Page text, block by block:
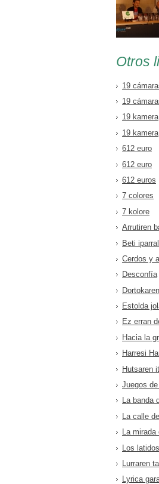
Otros
19
19
19 kamera
19 kamera
612 euro
612 euro
612 euros
7 colores
7 kolore
Arrutiren
Beti
Cerdos y
Desconfía
Estolda
Ez erran
Hacia la
Harresi
Hutsaren
Juegos
La banda
La calle
La
Los
Lurraren
Lyrica